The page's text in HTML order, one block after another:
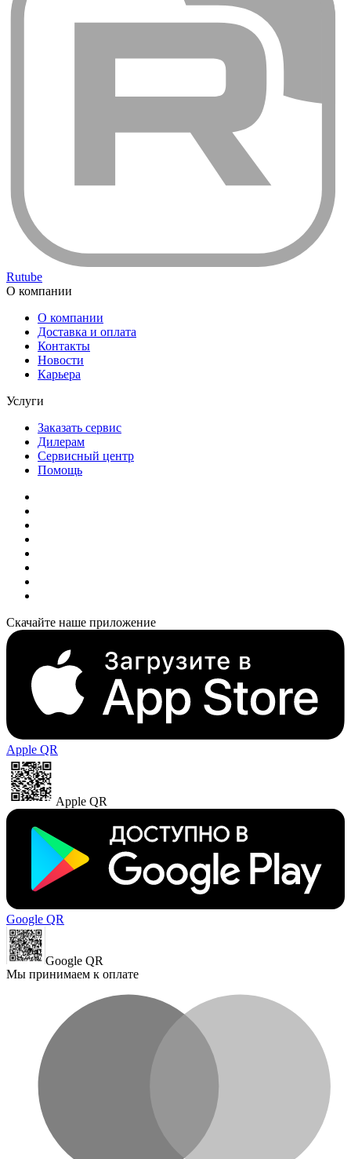
Rutube
О компании
О компании
Доставка и оплата
Контакты
Новости
Карьера
Услуги
Заказать сервис
Дилерам
Сервисный центр
Помощь
Скачайте наше приложение
Apple QR
Apple QR
Google QR
Google QR
Мы принимаем к оплате